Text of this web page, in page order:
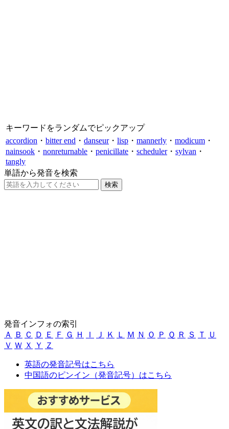
キーワードをランダムでピックアップ
accordion ・ bitter end ・ danseur・ lisp ・ mannerly ・ modicum ・
nainsook ・ nonreturnable ・ penicillate ・ scheduler・ sylvan ・
tangly
単語から発音を検索
発音インフォの索引
Ａ
Ｂ Ｃ Ｄ Ｅ Ｆ Ｇ Ｈ Ｉ Ｊ Ｋ Ｌ Ｍ Ｎ Ｏ Ｐ Ｑ Ｒ Ｓ Ｔ
Ｕ
Ｖ Ｗ Ｘ Ｙ Ｚ
英語の発音記号はこちら
中国語のピンイン（発音記号）はこちら